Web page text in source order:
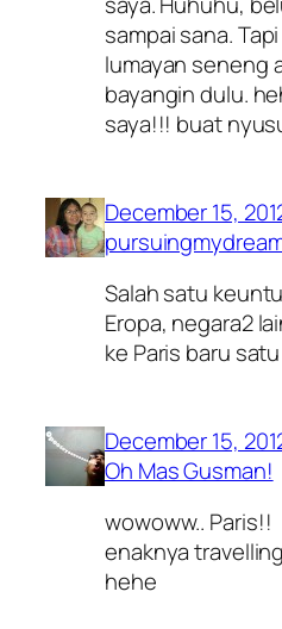
sampai sana.
lumayan seneng
bayangin dulu.
saya!!! buat
December 15,
Salah satu
Eropa, negara2
ke Paris baru
December 15,
Oh Mas Gusman!
wowoww.. Paris!!
enaknya
hehe